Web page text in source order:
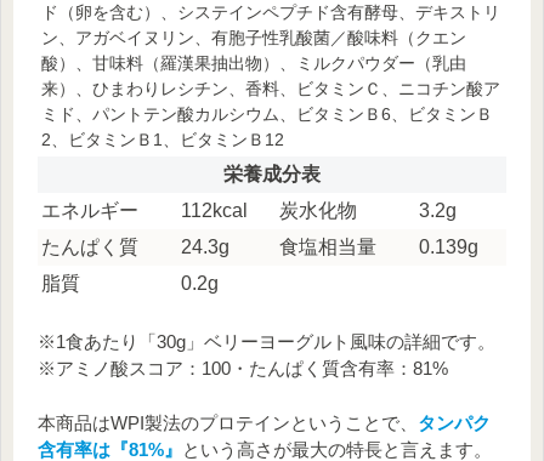
ド（卵を含む）、システインペプチド含有酵母、デキストリ
ン、アガベイヌリン、有胞子性乳酸菌／酸味料（クエン
酸）、甘味料（羅漢果抽出物）、ミルクパウダー（乳由
来）、ひまわりレシチン、香料、ビタミンＣ、ニコチン酸ア
ミド、パントテン酸カルシウム、ビタミンＢ6、ビタミンＢ
2、ビタミンＢ1、ビタミンＢ12
栄養成分表
エネルギー
112kcal 炭水化物
3.2g
たんぱく質
24.3g 食塩相当量
0.139g
脂質
0.2g
※1食あたり「30g」ベリーヨーグルト風味の詳細です。
※アミノ酸スコア：100・たんぱく質含有率：81%
本商品はWPI製法のプロテインということで、 タンパク
含有率は『81%』 という高さが最大の特長と言えます。